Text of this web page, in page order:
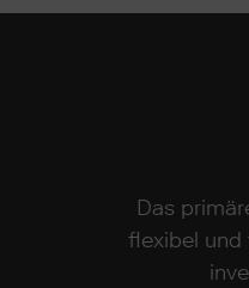
Das
flexibel und